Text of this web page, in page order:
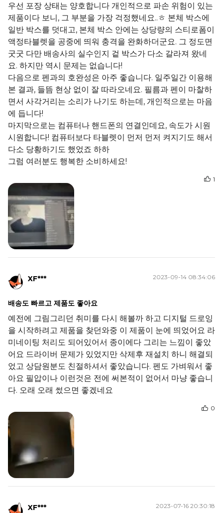
우선 포장 상태는 양호합니다 개인적으로 파손 위험이 있는
제품이다 보니, 그 부분을 가장 걱정했네요..ㅎ 본체 박스에
일반 박스를 덧대고, 본체 박스 안에는 상당량의 스티로폼이
액정타블렛을 공중에 띄워 충격을 완화하더군요. 그 정도면
굿굿 다만 배송사의 실수인지 겉 박스가 다소 갈라져 왔네
요. 하지만 역시 문제는 없습니다!
다음으로 펜과의 호완성은 아주 좋습니다. 일주일간 이용해
본 결과, 들뜸 현상 없이 잘 따라오네요. 필름과 펜이 마찰하
면서 사각거리는 소리가 나기도 하는데, 개인적으로는 마음
에 듭니다!
마지막으로는 컴퓨터나 핸드폰의 연결인데요, 속도가 시원
시원합니다! 컴퓨터보다 타블렛이 먼저 먼저 켜지기도 해서
다소 당황하기도 했었죠 하하
그럼 여러분도 행복한 소비하세요!
1
XF*** 2023-09-14 08:34:06
배송도 빠르고 제품도 좋아요
예전에 그림그리던 취미를 다시 해볼까 하고 디지털 드로잉
을 시작하려고 제품을 찾던와중 이 제품이 눈에 띄었어요 라
미네이팅 처리도 되어있어서 종이에다 그리는 느낌이 좋았
어요 드라이버 문제가 있었지만 삭제후 재설치 하니 해결되
었고 상담원분도 친절하셔서 좋았습니다. 펜도 가벼워서 좋
아요 필압이나 이런것은 전에 써본적이 없어서 마냥 좋습니
다. 오래 오래 썼으면 좋겠네요
0
XF*** 2023-07-16 20:30:18